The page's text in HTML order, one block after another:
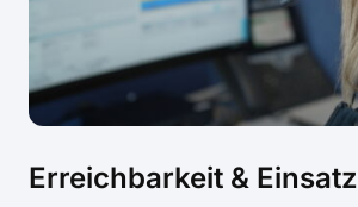
Erreichbarkeit & Einsatz